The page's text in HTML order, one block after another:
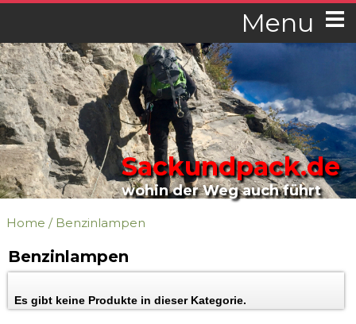
Menu
Sackundpack.de
wohin der Weg auch führt
Home / Benzinlampen
Benzinlampen
Es gibt keine Produkte in dieser Kategorie.